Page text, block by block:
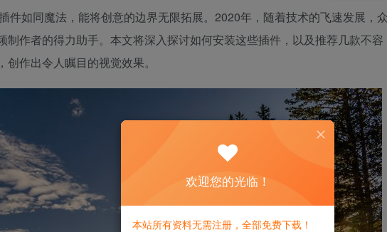
件如同魔法，能将创意的边界无限拓展。2020年，随着技术的飞速发展，
制作者的得力助手。本文将深入探讨如何安装这些插件，以及推荐几款不容
作出令人瞩目的视觉效果。
欢迎您的光临！
本站所有资料无需注册，全部免费下载！